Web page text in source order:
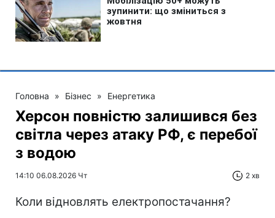
Головна » Бізнес » Енергетика
Херсон повністю залишився без
світла через атаку РФ, є перебої
з водою
14:10 06.08.2026 Чт 2 хв
Коли відновлять електропостачання?